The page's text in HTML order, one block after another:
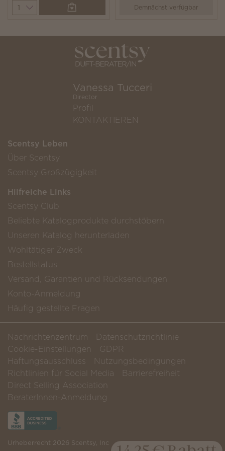
Quantity
Demnächst verfügbar
Vanessa Tucceri
Director
Profil
KONTAKTIEREN
Scentsy Leben
Über Scentsy
Scentsy Großzügigkeit
Hilfreiche Links
Scentsy Club
Beliebte Katalogprodukte durchstöbern
Unseren Katalog herunterladen
Wohltätiger Zweck
Bestellstatus
Versand, Garantien und Rücksendungen
Konto-Anmeldung
Häufig gestellte Fragen
Nachrichtenzentrum
Datenschutzrichtlinie
Cookie-Einstellungen
GDPR
Haftungsausschluss
Nutzungsbedingungen
Richtlinien für Social Media
Barrierefreiheit
Direct Selling Association
BeraterInnen-Anmeldung
Urheberrecht 2026 Scentsy, Inc